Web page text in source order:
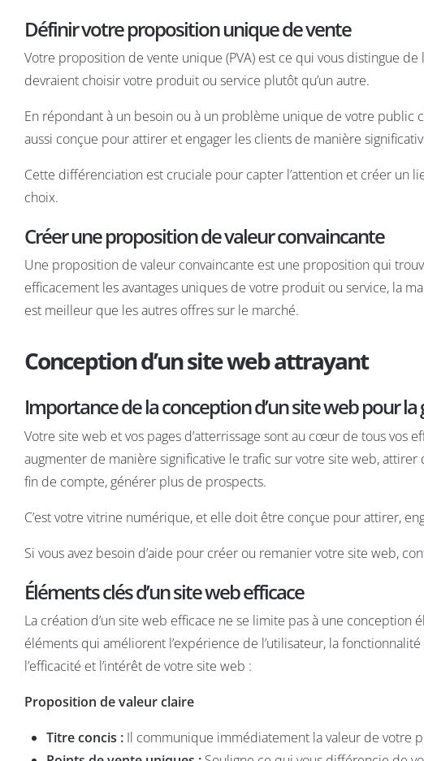
Définir votre proposition unique de vente
Votre proposition de vente unique (PVA) est ce qui vous distingue
devraient choisir votre produit ou service plutôt qu’un autre.
En répondant à un besoin ou à un problème unique de votre public
aussi conçue pour attirer et engager les clients de manière
Cette différenciation est cruciale pour capter l’attention et créer
choix.
Créer une proposition de valeur convaincante
Une proposition de valeur convaincante est une proposition qui
efficacement les avantages uniques de votre produit ou service, la
est meilleur que les autres offres sur le marché.
Conception d’un site web attrayant
Importance de la conception d’un site web pour
Votre site web et vos pages d’atterrissage sont au cœur de tous
augmenter de manière significative le trafic sur votre site web,
fin de compte, générer plus de prospects.
C’est votre vitrine numérique, et elle doit être conçue pour attirer,
Si vous avez besoin d’aide pour créer ou remanier votre site web,
Éléments clés d’un site web efficace
La création d’un site web efficace ne se limite pas à une conception
éléments qui améliorent l’expérience de l’utilisateur, la
l’efficacité et l’intérêt de votre site web :
Proposition de valeur claire
Titre concis : Il communique immédiatement la valeur de votre